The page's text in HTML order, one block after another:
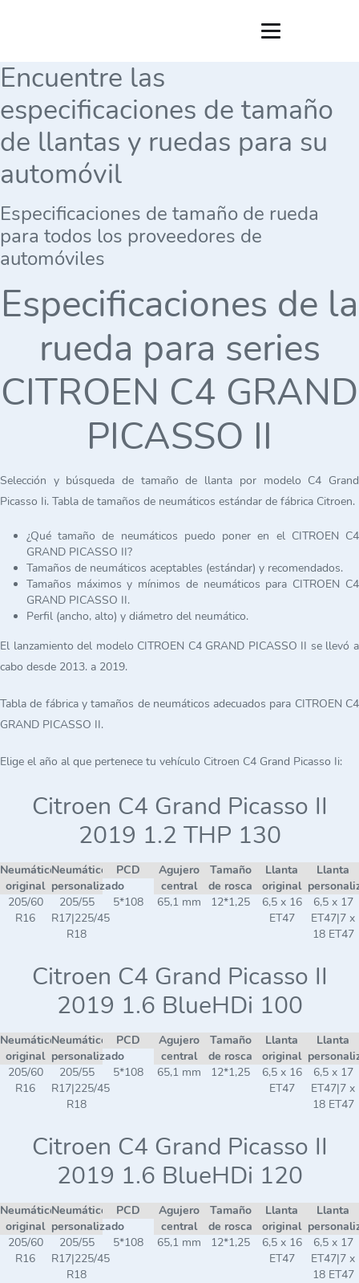
Encuentre las
especificaciones de tamaño
de llantas y ruedas para su
automóvil
Especificaciones de tamaño de rueda
para todos los proveedores de
automóviles
Especificaciones de la
rueda para series
CITROEN C4 GRAND
PICASSO II
Selección y búsqueda de tamaño de llanta por modelo C4 Grand
Picasso Ii. Tabla de tamaños de neumáticos estándar de fábrica Citroen.
¿Qué tamaño de neumáticos puedo poner en el CITROEN C4
GRAND PICASSO II?
Tamaños de neumáticos aceptables (estándar) y recomendados.
Tamaños máximos y mínimos de neumáticos para CITROEN C4
GRAND PICASSO II.
Perfil (ancho, alto) y diámetro del neumático.
El lanzamiento del modelo CITROEN C4 GRAND PICASSO II se llevó a
cabo desde 2013. a 2019.
Tabla de fábrica y tamaños de neumáticos adecuados para CITROEN C4
GRAND PICASSO II.
Elige el año al que pertenece tu vehículo Citroen C4 Grand Picasso Ii:
Citroen C4 Grand Picasso II
2019 1.2 THP 130
Neumático
original
Neumático
personalizado
PCD
Agujero
central
Tamaño
de rosca
Llanta
original
Llanta
205/60
R16
205/55
R17|225/45
R18
5*108 65,1 mm 12*1,25
6,5 x 16
ET47
6,5 x 17
ET47|7 x
18 ET47
Citroen C4 Grand Picasso II
2019 1.6 BlueHDi 100
Neumático
original
Neumático
personalizado
PCD
Agujero
central
Tamaño
de rosca
Llanta
original
Llanta
205/60
R16
205/55
R17|225/45
R18
5*108 65,1 mm 12*1,25
6,5 x 16
ET47
6,5 x 17
ET47|7 x
18 ET47
Citroen C4 Grand Picasso II
2019 1.6 BlueHDi 120
Neumático
original
Neumático
personalizado
PCD
Agujero
central
Tamaño
de rosca
Llanta
original
Llanta
205/60
R16
205/55
R17|225/45
R18
5*108 65,1 mm 12*1,25
6,5 x 16
ET47
6,5 x 17
ET47|7 x
18 ET47